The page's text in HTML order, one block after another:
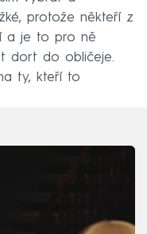
protože někteří z
a je to pro ně
dort do obličeje.
ty, kteří to